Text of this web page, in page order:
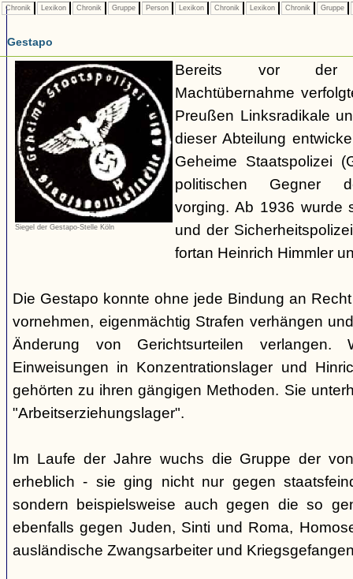
Chronik Lexikon Chronik Gruppe Person Lexikon Chronik Lexikon Chronik Gruppe
Gestapo
Siegel der Gestapo-Stelle Köln
Bereits vor der
Machtübernahme
Preußen Linksradikale
dieser Abteilung
Geheime Staatspolizei
politischen Gegner
vorging. Ab 1936 wurde
und der
fortan Heinrich Himmler
Die Gestapo konnte ohne jede Bindung an
vornehmen, eigenmächtig Strafen verhängen
Änderung von Gerichtsurteilen verlangen.
Einweisungen in Konzentrationslager und
gehörten zu ihren gängigen Methoden. Sie
"Arbeitserziehungslager".
Im Laufe der Jahre wuchs die Gruppe der
erheblich - sie ging nicht nur gegen
sondern beispielsweise auch gegen die so
ebenfalls gegen Juden, Sinti und Roma,
ausländische Zwangsarbeiter und